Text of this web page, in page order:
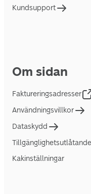
Kundsupport
Om sidan
Faktureringsadresser
Användningsvillkor
Dataskydd
Kakinställningar